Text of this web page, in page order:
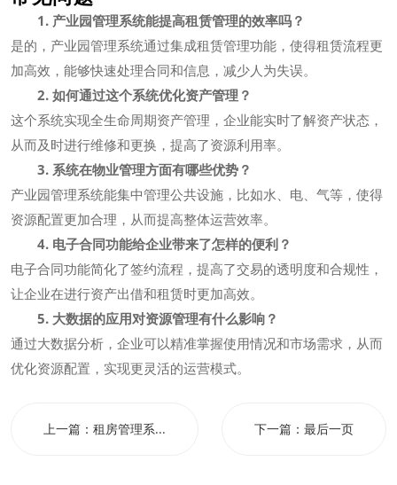
1. 产业园管理系统能提高租赁管理的效率吗？
是的，产业园管理系统通过集成租赁管理功能，使得租赁流程更
加高效，能够快速处理合同和信息，减少人为失误。
2. 如何通过这个系统优化资产管理？
这个系统实现全生命周期资产管理，企业能实时了解资产状态，
从而及时进行维修和更换，提高了资源利用率。
3. 系统在物业管理方面有哪些优势？
产业园管理系统能集中管理公共设施，比如水、电、气等，使得
资源配置更加合理，从而提高整体运营效率。
4. 电子合同功能给企业带来了怎样的便利？
电子合同功能简化了签约流程，提高了交易的透明度和合规性，
让企业在进行资产出借和租赁时更加高效。
5. 大数据的应用对资源管理有什么影响？
通过大数据分析，企业可以精准掌握使用情况和市场需求，从而
优化资源配置，实现更灵活的运营模式。
上一篇： 租房管理系... 下一篇： 最后一页